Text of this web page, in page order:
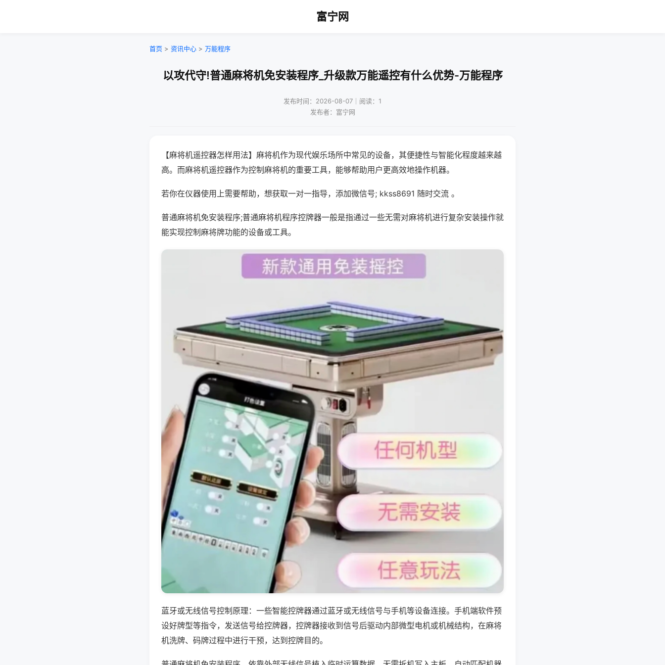
富宁网
首页 > 资讯中心 > 万能程序
以攻代守!普通麻将机免安装程序_升级款万能遥控有什么优势-万能程序
发布时间：2026-08-07｜阅读：1
发布者：富宁网
【麻将机遥控器怎样用法】麻将机作为现代娱乐场所中常见的设备，其便捷性与智能化程度越来越
高。而麻将机遥控器作为控制麻将机的重要工具，能够帮助用户更高效地操作机器。
若你在仪器使用上需要帮助，想获取一对一指导，添加微信号; kkss8691 随时交流 。
普通麻将机免安装程序;普通麻将机程序控牌器一般是指通过一些无需对麻将机进行复杂安装操作就
能实现控制麻将牌功能的设备或工具。
蓝牙或无线信号控制原理：一些智能控牌器通过蓝牙或无线信号与手机等设备连接。手机端软件预
设好牌型等指令，发送信号给控牌器，控牌器接收到信号后驱动内部微型电机或机械结构，在麻将
机洗牌、码牌过程中进行干预，达到控牌目的。